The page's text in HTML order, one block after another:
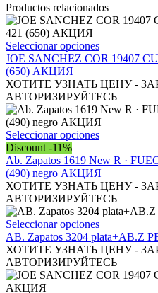
Productos relacionados
Seleccionar opcionesEste
producto
múltiples
variantes.
Las
opciones
se
elegir
en
la
página
de
producto
JOE SANCHEZ COR 19407
(650) АКЦИЯ
ХОТИТЕ УЗНАТЬ ЦЕНУ -
АВТОРИЗИРУЙТЕСЬ
Seleccionar opcionesEste
tiene
múltiples
variantes.
Las
opciones
se
pueden
elegir
en
la
Discount -11%
Ab. Zapatos 1619 New R ·
(490) negro АКЦИЯ
ХОТИТЕ УЗНАТЬ ЦЕНУ -
АВТОРИЗИРУЙТЕСЬ
Seleccionar opcionesEste
producto
tiene
múltiples
variantes.
AB. Zapatos 3204 plata+AB.Z
ХОТИТЕ УЗНАТЬ ЦЕНУ -
АВТОРИЗИРУЙТЕСЬ